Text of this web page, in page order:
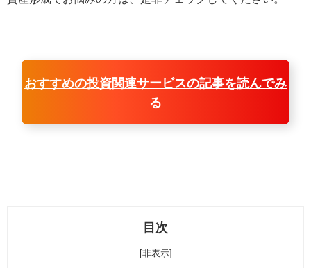
おすすめの投資関連サービスの記事を読んでみ
る
目次
[非表示]